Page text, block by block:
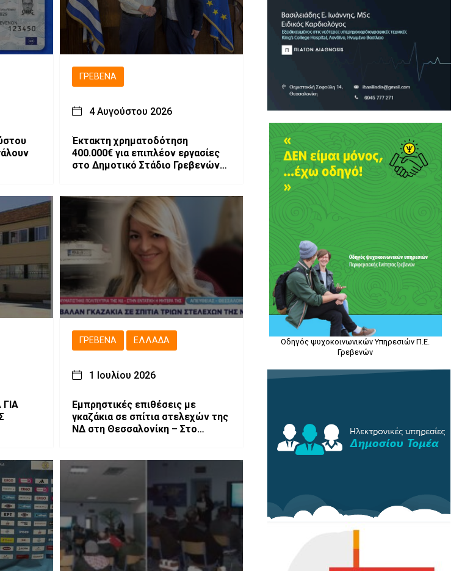
ΓΡΕΒΕΝΆ
4 Αυγούστου 2026
Έκτακτη χρηματοδότηση
400.000€ για επιπλέον εργασίες
στο Δημοτικό Στάδιο Γρεβενών
ΓΡΕΒΕΝΆ ΕΛΛΆΔΑ
1 Ιουλίου 2026
Εμπρηστικές επιθέσεις με
γκαζάκια σε σπίτια στελεχών της
ΝΔ στη Θεσσαλονίκη – Στο
Οδηγός ψυχοκοινωνικών Υπηρεσιών Π.Ε.
Γρεβενών